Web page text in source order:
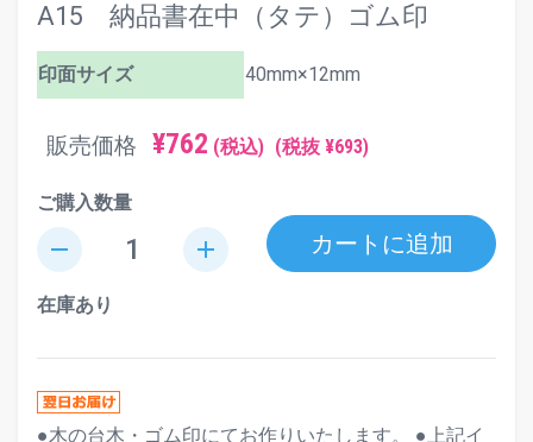
A15 納品書在中（タテ）ゴム印
印面サイズ 40mm×12mm
販売価格 ¥762 (税込) (税抜 ¥693)
ご購入数量
remove add カートに追加
在庫あり
●木の台木・ゴム印にてお作りいたします。 ●上記イ